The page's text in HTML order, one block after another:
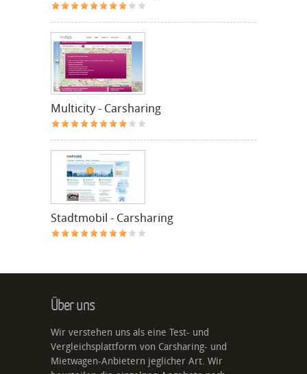
Multicity - Carsharing
Stadtmobil - Carsharing
Über uns
Wir verstehen uns als eine Test- und
Vergleichsplattform von Carsharing- und
Mietwagen-Anbietern jeglicher Art. Wir